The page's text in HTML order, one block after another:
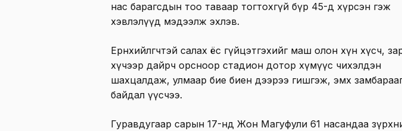
нас барагсдын тоо таваар тогтохгүй бүр 45-д хүрсэн гэж
хэвлэлүүд мэдээлж эхлэв.
Ерөнхийлөгчтэй салах ёс гүйцэтгэхийг маш олон хүн хүсч,
хүчээр дайрч орсноор стадион дотор хүмүүс чихэлдэн
шахцалдаж, улмаар бие биен дээрээ гишгэж, эмх
байдал үүсчээ.
Гуравдугаар сарын 17-нд Жон Магуфули 61 насандаа